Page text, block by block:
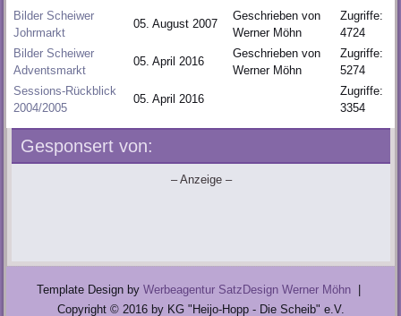
Bilder Scheiwer
Johrmarkt
05. August 2007
Geschrieben von
Werner Möhn
Zugriffe:
4724
Bilder Scheiwer
Adventsmarkt
05. April 2016
Geschrieben von
Werner Möhn
Zugriffe:
5274
Sessions-Rückblick
2004/2005
05. April 2016
Zugriffe:
3354
Gesponsert von:
– Anzeige –
Template Design by Werbeagentur SatzDesign Werner Möhn
Copyright © 2016 by KG "Heijo-Hopp - Die Scheib" e.V.